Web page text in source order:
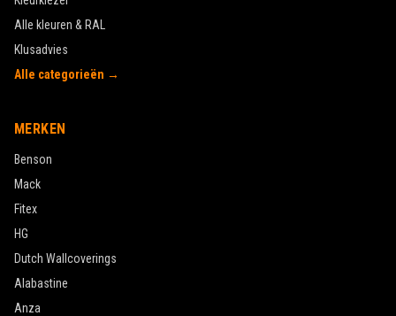
Alle kleuren & RAL
Klusadvies
Alle categorieën →
MERKEN
Benson
Mack
Fitex
HG
Dutch Wallcoverings
Alabastine
Anza